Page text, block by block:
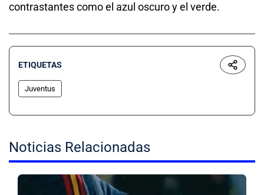
contrastantes como el azul oscuro y el verde.
ETIQUETAS
Juventus
Noticias Relacionadas